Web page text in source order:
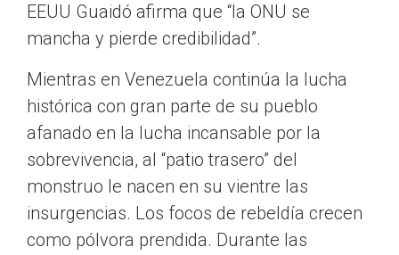
EEUU Guaidó afirma que “la ONU se
mancha y pierde credibilidad”.
Mientras en Venezuela continúa la lucha
histórica con gran parte de su pueblo
afanado en la lucha incansable por la
sobrevivencia, al “patio trasero” del
monstruo le nacen en su vientre las
insurgencias. Los focos de rebeldía crecen
como pólvora prendida. Durante las